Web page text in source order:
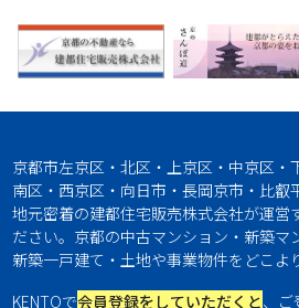
京都市左京区・北区・上京区・中京区・
南区・西京区・向日市・長岡京市・比叡
地元密着の建都住宅販売株式会社が運営
ださい。京都の中古マンション・新築マ
新築一戸建て・土地や事業物件をどこよ
KENTOで会員登録をしていただくと、ご